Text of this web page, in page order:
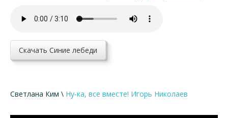
Скачать Синие лебеди
Светлана Ким \ Ну-ка, все вместе! Игорь Николаев